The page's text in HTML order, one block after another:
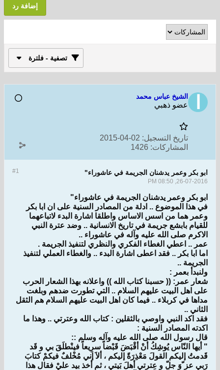
إضافة رد
تصفية - فلترة
الشيخ عباس محمد
عضو ذهبي
تاريخ التسجيل: 02-04-2015
المشاركات: 1426
#1 ابو بكر وعمر يدشنان الجريمة في عاشوراء"
26-07-2016, 08:50 PM
ابو بكر وعمر يدشنان الجريمة في عاشوراء"
في هذا الموضوع .. ادلة من المصادر السنية على ان ابا بكر
وعمر هما من اسس الاساس واطلقا اشارة البدء لاتباعهما
للقيام بابشع جريمة في تاريخ الانسانية .. وضد عترة النبي
الاكرم صلى الله عليه وآله في عاشوراء ..
عمر .. اعطي الغطاء الفكري والنظري لتنفيذ الجريمة .
اما ابا بكر .. فقد اعطى اشارة البدء .. والغطاء العملي لتنفيذ
الجريمة ..
ولنبدأ بعمر :
شعار عمر: (( حسبنا كتاب الله )) واعلانه بهذا الشعار الحرب
على اهل البيت عليهم السلام .. التي تطورت ضدهم وبلغت
مداها في كربلاء .. فيما كان اهل البيت عليهم السلام هم الثقل
الثاني ..
فقد اكد النبي واوصي بالثقلين : كتاب الله وعترتي .. وهذا ما
اكدته المصادر السنية :
قال رسول الله صلى الله عليه وآله وسلم ::
" أيها النّاس يُوشِكُ أنْ أقْبَضَ قَبْضاً سرِيعاً فينْطلَقَ بي و قَد
قَدمتُ إليكم القولَ مَعْذِرَةً إليكم ، ألاَ إني مُخْلفٌ فيكمْ كتابَ
رَبي عز ّوَ جلّ و عِترتي أهلَ بَيتي ، ثم أخذ بيد عليْ فقال هذا